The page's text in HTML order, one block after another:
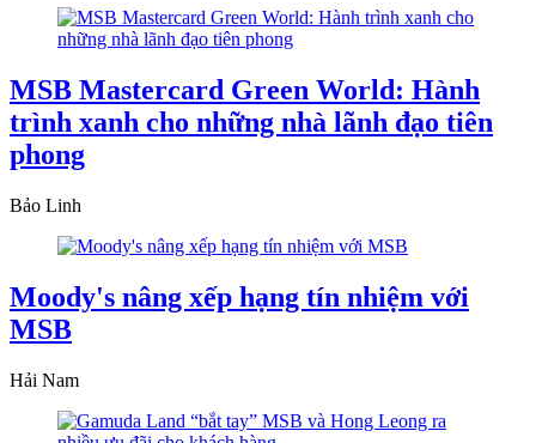
MSB Mastercard Green World: Hành
trình xanh cho những nhà lãnh đạo tiên
phong
Bảo Linh
Moody's nâng xếp hạng tín nhiệm với
MSB
Hải Nam